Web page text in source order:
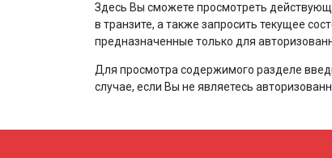
Здесь Вы сможете просмотреть
в транзите, а также запросить текущее
предназначенные только для
Для просмотра содержимого разделе
случае, если Вы не являетесь